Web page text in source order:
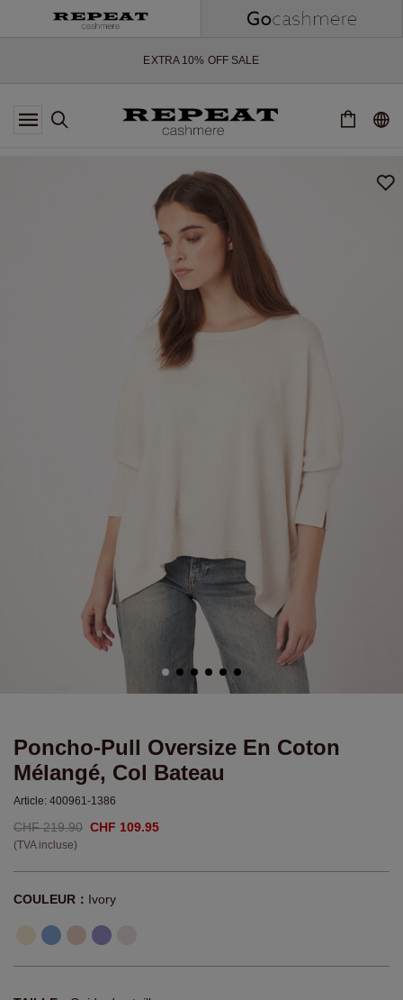
NOUVEAUX STYLES DOUX ET NOUVELLES COULEURS POUR LA
SAISON À VENIR
EXTRA 10% OFF SALE
*CETTE OFFRE EST VALABLE JUSQU'AU 12 AOÛT 2026
*NON VALABLE SUR LIMITED EDITION
NOUVEAUTÉS EN CACHEMIRE
NOUVEAUX STYLES DOUX ET NOUVELLES COULEURS POUR LA
SAISON À VENIR
EXTRA 10% OFF SALE
Poncho-Pull Oversize En Coton
Mélangé, Col Bateau
Article: 400961-1386
CHF 219.90 CHF 109.95
(TVA incluse)
COULEUR： Ivory